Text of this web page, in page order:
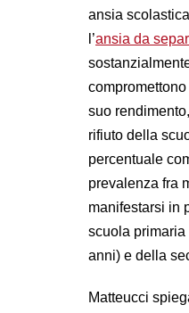
ansia
l’ansia da
suo
rifiuto della
percentuale
prevalenza fra
manifestarsi in
scuola
anni) e della
Matteucci